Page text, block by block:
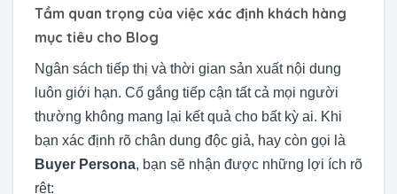
Tầm quan trọng của việc xác định khách hàng
mục tiêu cho Blog
Ngân sách tiếp thị và thời gian sản xuất nội dung
luôn giới hạn. Cố gắng tiếp cận tất cả mọi người
thường không mang lại kết quả cho bất kỳ ai. Khi
bạn xác định rõ chân dung độc giả, hay còn gọi là
Buyer Persona, bạn sẽ nhận được những lợi ích rõ
rệt: